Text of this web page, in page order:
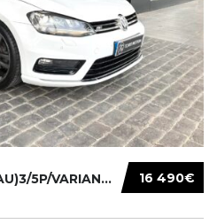
16 490€
VOLKSWAGEN GOLF VII(AU)3/5P/VARIANT(12-16 20...